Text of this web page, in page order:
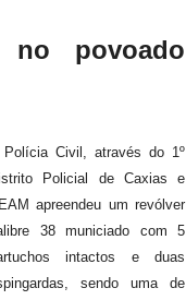
no povoado
Polícia Civil, através do 1º
Policial de Caxias e
apreendeu um revólver
38 municiado com 5
intactos e duas
sendo uma de